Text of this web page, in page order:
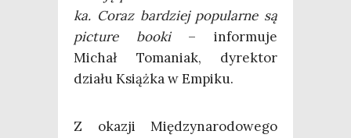
ka. Coraz bar­dziej popu­lar­ne są
pic­tu­re booki– infor­mu­je
Michał Toma­niak, dyrek­tor
dzia­łu Książ­ka w Empiku.
Z oka­zji Mię­dzy­na­ro­do­we­go